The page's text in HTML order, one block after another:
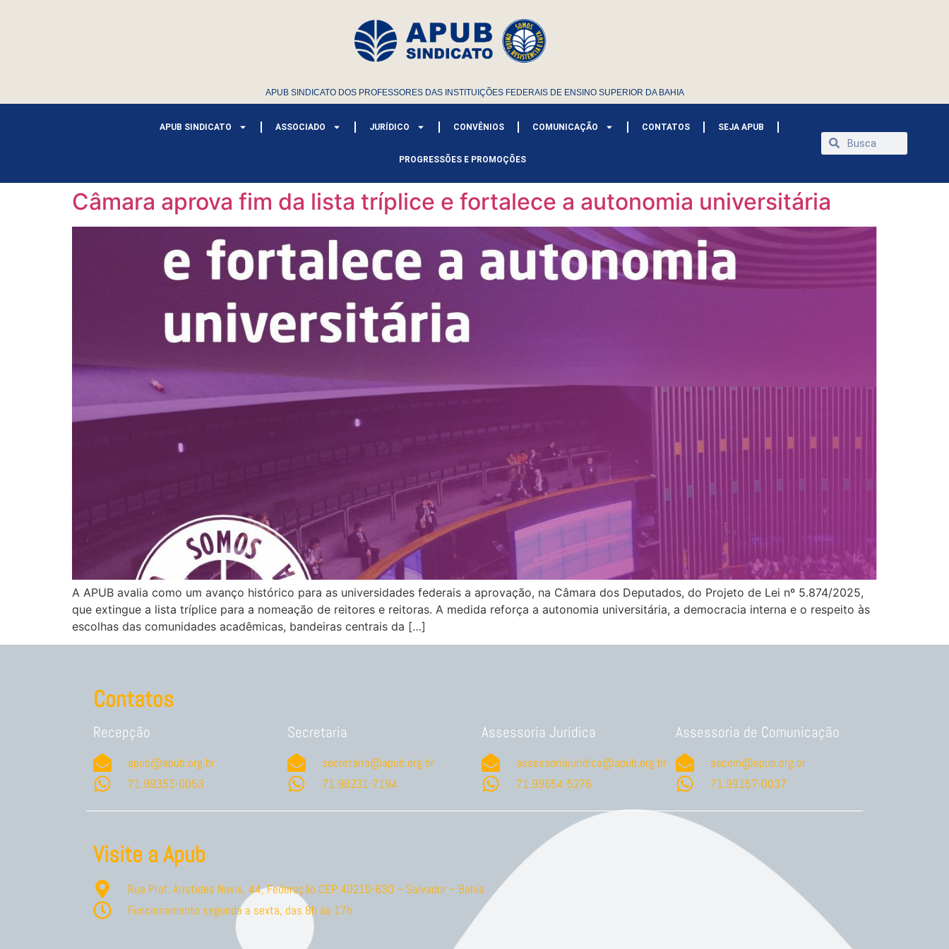
APUB SINDICATO DOS PROFESSORES DAS INSTITUIÇÕES FEDERAIS DE ENSINO SUPERIOR DA BAHIA
APUB SINDICATO ASSOCIADO JURÍDICO CONVÊNIOS COMUNICAÇÃO CONTATOS SEJA APUB
PROGRESSÕES E PROMOÇÕES
Câmara aprova fim da lista tríplice e fortalece a autonomia universitária
A APUB avalia como um avanço histórico para as universidades federais a aprovação, na Câmara dos Deputados, do Projeto de Lei nº 5.874/2025,
que extingue a lista tríplice para a nomeação de reitores e reitoras. A medida reforça a autonomia universitária, a democracia interna e o respeito às
escolhas das comunidades acadêmicas, bandeiras centrais da […]
Contatos
Recepção
apub@apub.org.br
71.99353-0053
Secretaria
secretaria@apub.org.br
71.98231-7194
Assessoria Jurídica
assessoriajuridica@apub.org.br
71.99654-5276
Assessoria de Comunicação
ascom@apub.org.br
71.99157-0037
Visite a Apub
Rua Prof. Aristides Novis, 44, Federação CEP 40210-630 – Salvador – Bahia.
Funcionamento segunda a sexta, das 8h às 17h